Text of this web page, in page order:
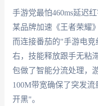
手游党最怕460ms延迟
某品牌加速《王者荣耀
而连接番茄的"手游电竞
右，技能释放跟手无粘
包做了智能分流处理，
100M带宽确保了突发
开黑"。